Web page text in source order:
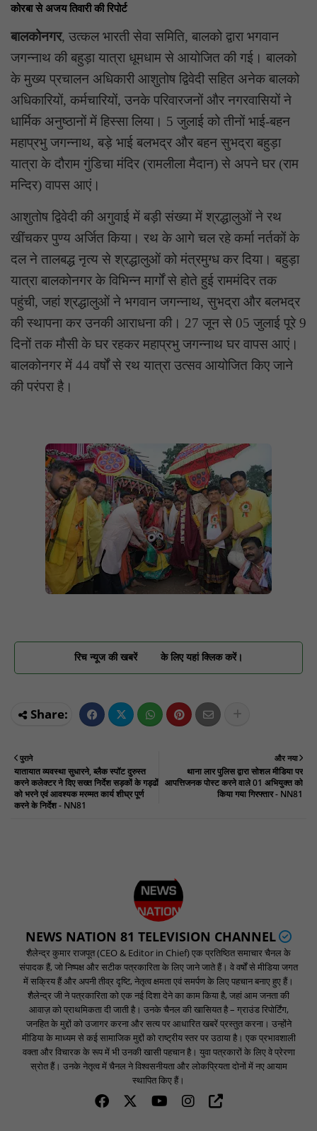
कोरबा से अजय तिवारी की रिपोर्ट
बालकोनगर, उत्कल भारती सेवा समिति, बालको द्वारा भगवान
जगन्नाथ की बहुड़ा यात्रा धूमधाम से आयोजित की गई। बालको
के मुख्य प्रचालन अधिकारी आशुतोष द्विवेदी सहित अनेक बालको
अधिकारियों, कर्मचारियों, उनके परिवारजनों और नगरवासियों ने
धार्मिक अनुष्ठानों में हिस्सा लिया। 5 जुलाई को तीनों भाई-बहन
महाप्रभु जगन्नाथ, बड़े भाई बलभद्र और बहन सुभद्रा बहुड़ा
यात्रा के दौराम गुंडिचा मंदिर (रामलीला मैदान) से अपने घर (राम
मन्दिर) वापस आएं।
आशुतोष द्विवेदी की अगुवाई में बड़ी संख्या में श्रद्धालुओं ने रथ
खींचकर पुण्य अर्जित किया। रथ के आगे चल रहे कर्मा नर्तकों के
दल ने तालबद्ध नृत्य से श्रद्धालुओं को मंत्रमुग्ध कर दिया। बहुड़ा
यात्रा बालकोनगर के विभिन्न मार्गों से होते हुई राममंदिर तक
पहुंची, जहां श्रद्धालुओं ने भगवान जगन्नाथ, सुभद्रा और बलभद्र
की स्थापना कर उनकी आराधना की। 27 जून से 05 जुलाई पूरे 9
दिनों तक मौसी के घर रहकर महाप्रभु जगन्नाथ घर वापस आएं।
बालकोनगर में 44 वर्षों से रथ यात्रा उत्सव आयोजित किए जाने
की परंपरा है।
रिच न्यूज की खबरें के लिए यहां क्लिक करें।
और नया
थाना लार पुलिस द्वारा सोशल मीडिया पर
आपत्तिजनक पोस्ट करने वाले 01 अभियुक्त को
किया गया गिरफ्तार - NN81
पुराने
यातायात व्यवस्था सुधारने, ब्लैक स्पॉट दुरुस्त
करने कलेक्टर ने दिए सख्त निर्देश सड़कों के गड्ढों
को भरने एवं आवश्यक मरम्मत कार्य शीघ्र पूर्ण
करने के निर्देश - NN81
NEWS NATION 81 TELEVISION CHANNEL
शैलेन्द्र कुमार राजपूत (CEO & Editor in Chief) एक प्रतिष्ठित समाचार चैनल के
संपादक हैं, जो निष्पक्ष और सटीक पत्रकारिता के लिए जाने जाते हैं। वे वर्षों से मीडिया जगत
में सक्रिय हैं और अपनी तीव्र दृष्टि, नेतृत्व क्षमता एवं समर्पण के लिए पहचान बनाए हुए हैं।
शैलेन्द्र जी ने पत्रकारिता को एक नई दिशा देने का काम किया है, जहां आम जनता की
आवाज़ को प्राथमिकता दी जाती है। उनके चैनल की खासियत है – ग्राउंड रिपोर्टिंग,
जनहित के मुद्दों को उजागर करना और सत्य पर आधारित खबरें प्रस्तुत करना। उन्होंने
मीडिया के माध्यम से कई सामाजिक मुद्दों को राष्ट्रीय स्तर पर उठाया है। एक प्रभावशाली
वक्ता और विचारक के रूप में भी उनकी खासी पहचान है। युवा पत्रकारों के लिए वे प्रेरणा
स्रोत हैं। उनके नेतृत्व में चैनल ने विश्वसनीयता और लोकप्रियता दोनों में नए आयाम
स्थापित किए हैं।